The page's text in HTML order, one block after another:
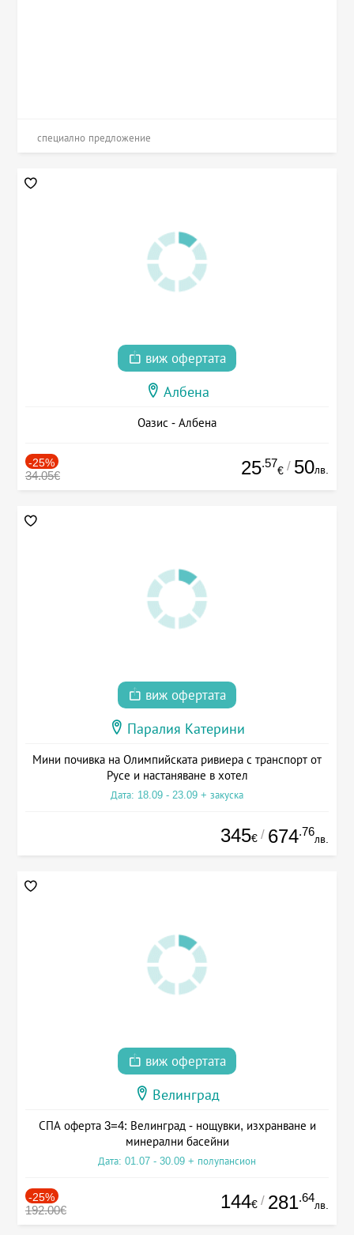
специално предложение
виж офертата
Албена
Оазис - Албена
-25%
34.05€ 25.57
€ / 50лв.
виж офертата
Паралия Катерини
Мини почивка на Олимпийската ривиера с транспорт от
Русе и настаняване в хотел
Дата: 18.09 - 23.09 + закуска
345€ / 674.76
лв.
виж офертата
Велинград
СПА оферта 3=4: Велинград - нощувки, изхранване и
минерални басейни
Дата: 01.07 - 30.09 + полупансион
-25%
192.00€ 144€ / 281.64
лв.